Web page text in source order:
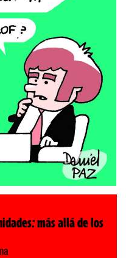
más allá de los